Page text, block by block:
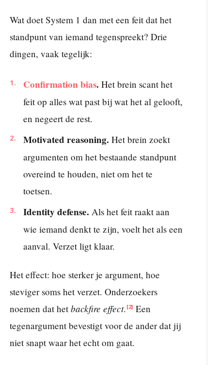
Wat doet System 1 dan met een feit dat het
standpunt van iemand tegenspreekt? Drie
dingen, vaak tegelijk:
Confirmation bias. Het brein scant het
feit op alles wat past bij wat het al gelooft,
en negeert de rest.
Motivated reasoning. Het brein zoekt
argumenten om het bestaande standpunt
overeind te houden, niet om het te
toetsen.
Identity defense. Als het feit raakt aan
wie iemand denkt te zijn, voelt het als een
aanval. Verzet ligt klaar.
Het effect: hoe sterker je argument, hoe
steviger soms het verzet. Onderzoekers
noemen dat hetbackfire effect. [2] Een
tegenargument bevestigt voor de ander dat jij
niet snapt waar het echt om gaat.